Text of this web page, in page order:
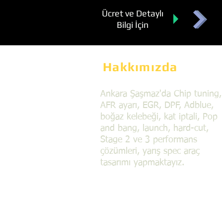
Ücret ve Detaylı
Bilgi İçin
Hakkımızda
Ankara Şaşmaz'da Chip tuning,
AFR ayarı, EGR, DPF, Adblue,
boğaz kelebeği, kat iptali, Pop
and bang, launch, hard-cut,
Stage 2 ve 3 performans
çözümleri, yarış spec araç
tasarımı yapmaktayız.